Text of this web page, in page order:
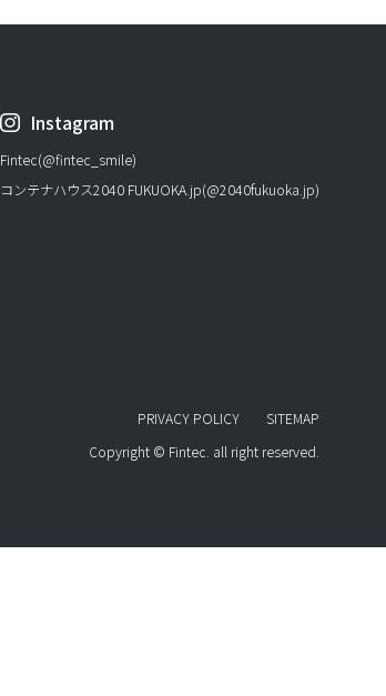
Instagram
Fintec(@fintec_smile)
コンテナハウス2040 FUKUOKA.jp(@2040fukuoka.jp)
PRIVACY POLICY
SITEMAP
Copyright © Fintec. all right reserved.